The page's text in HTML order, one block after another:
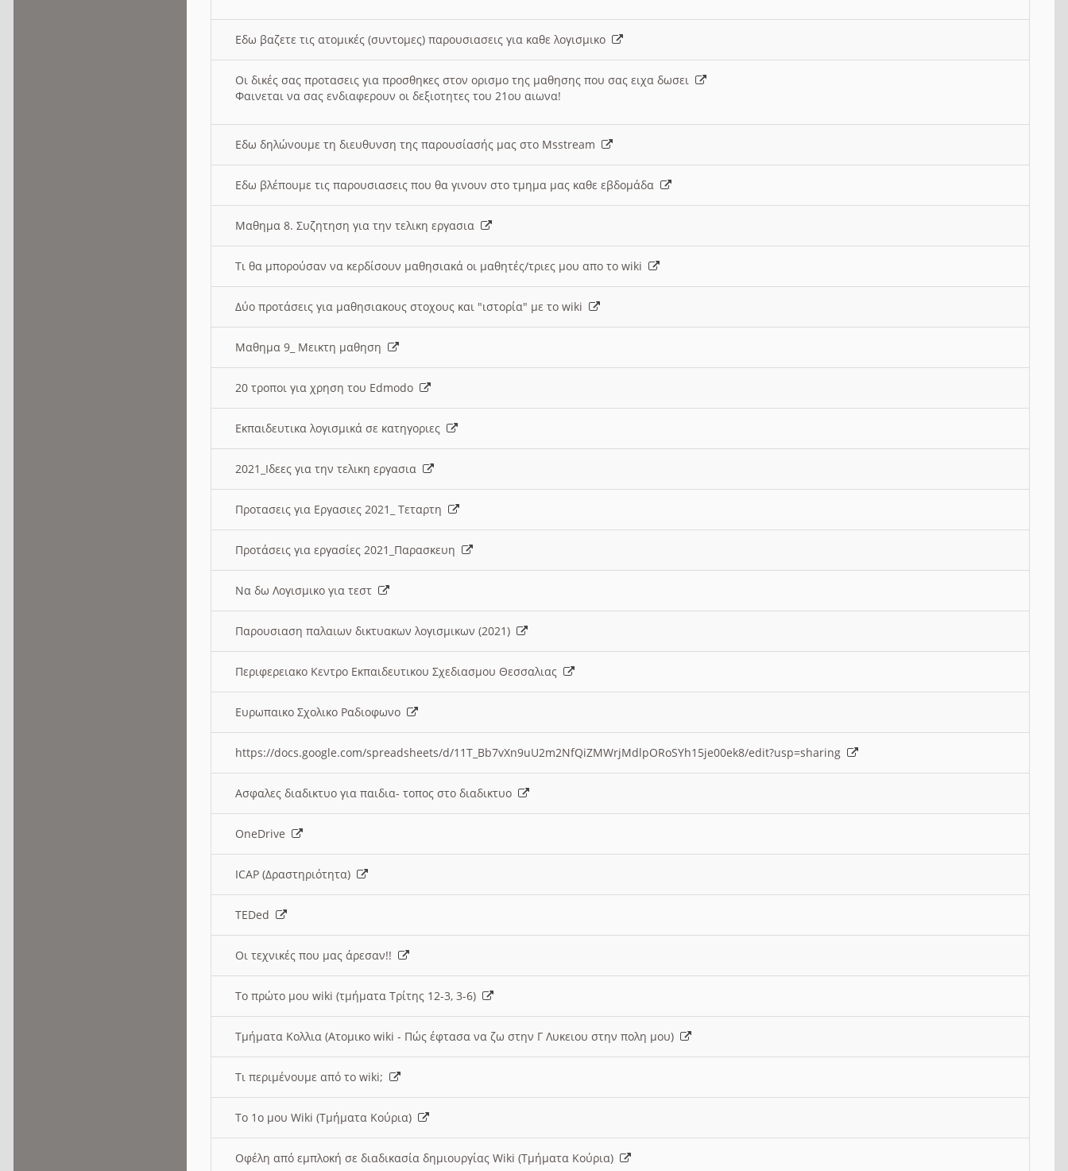
Εδω βαζετε τις ατομικές (συντομες) παρουσιασεις για καθε λογισμικο
Οι δικές σας προτασεις για προσθηκες στον ορισμο της μαθησης που σας ειχα δωσει
Φαινεται να σας ενδιαφερουν οι δεξιοτητες του 21ου αιωνα!
Εδω δηλώνουμε τη διευθυνση της παρουσίασής μας στο Msstream
Εδω βλέπουμε τις παρουσιασεις που θα γινουν στο τμημα μας καθε εβδομάδα
Μαθημα 8. Συζητηση για την τελικη εργασια
Τι θα μπορούσαν να κερδίσουν μαθησιακά οι μαθητές/τριες μου απο το wiki
Δύο προτάσεις για μαθησιακους στοχους και "ιστορία" με το wiki
Μαθημα 9_ Μεικτη μαθηση
20 τροποι για χρηση του Edmodo
Εκπαιδευτικα λογισμικά σε κατηγοριες
2021_Ιδεες για την τελικη εργασια
Προτασεις για Εργασιες 2021_ Τεταρτη
Προτάσεις για εργασίες 2021_Παρασκευη
Να δω Λογισμικο για τεστ
Παρουσιαση παλαιων δικτυακων λογισμικων (2021)
Περιφερειακο Κεντρο Εκπαιδευτικου Σχεδιασμου Θεσσαλιας
Ευρωπαικο Σχολικο Ραδιοφωνο
https://docs.google.com/spreadsheets/d/11T_Bb7vXn9uU2m2NfQiZMWrjMdlpORoSYh15je00ek8/edit?usp=sharing
Ασφαλες διαδικτυο για παιδια- τοπος στο διαδικτυο
OneDrive
ICAP (Δραστηριότητα)
TEDed
Οι τεχνικές που μας άρεσαν!!
Το πρώτο μου wiki (τμήματα Τρίτης 12-3, 3-6)
Τμήματα Κολλια (Ατομικο wiki - Πώς έφτασα να ζω στην Γ Λυκειου στην πολη μου)
Τι περιμένουμε από το wiki;
Το 1ο μου Wiki (Τμήματα Κούρια)
Οφέλη από εμπλοκή σε διαδικασία δημιουργίας Wiki (Τμήματα Κούρια)